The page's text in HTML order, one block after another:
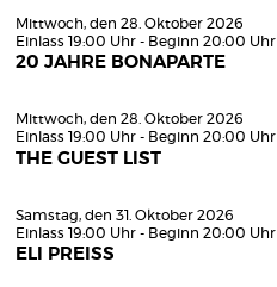
Mittwoch, den 28. Oktober 2026
Einlass 19:00 Uhr - Beginn 20:00 Uhr
20 JAHRE BONAPARTE
Mittwoch, den 28. Oktober 2026
Einlass 19:00 Uhr - Beginn 20:00 Uhr
THE GUEST LIST
Samstag, den 31. Oktober 2026
Einlass 19:00 Uhr - Beginn 20:00 Uhr
ELI PREISS